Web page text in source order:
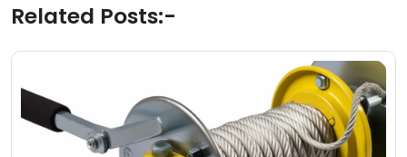
Related Posts:-